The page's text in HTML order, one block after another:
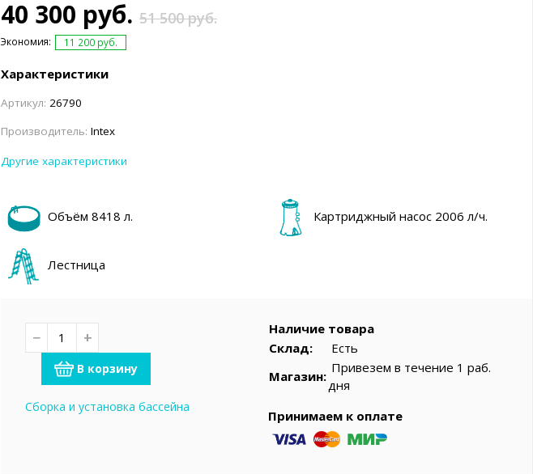
40 300 руб. 51 500 руб.
Экономия: 11 200 руб.
Характеристики
Артикул: 26790
Производитель: Intex
Другие характеристики
Объём 8418 л. Картриджный насос 2006 л/ч.
Лестница
− +
В корзину
Сборка и установка бассейна
Наличие товара
Склад:
Есть
Магазин:
Привезем в течение 1 раб.
дня
Принимаем к оплате